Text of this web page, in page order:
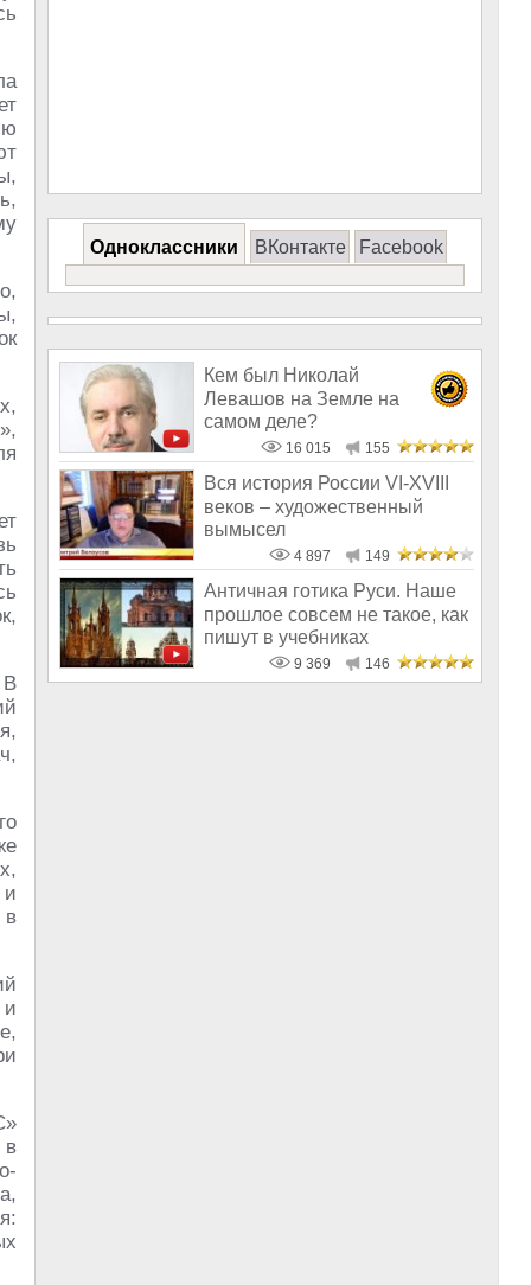
В
в
и
в
Одноклассники ВКонтакте Facebook
Кем был Николай
Левашов на Земле на
самом деле?
16 015 155
Вся история России VI-XVIII
веков – художественный
вымысел
4 897 149
Античная готика Руси. Наше
прошлое совсем не такое, как
пишут в учебниках
9 369 146